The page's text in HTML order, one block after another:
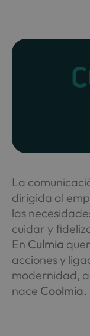
La
dirigida al
las
cuidar y
En Culmia
acciones y
modernidad,
nace Coolmia.